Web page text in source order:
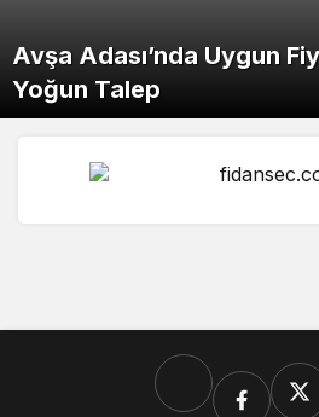
Avşa Adası’nda Uygun
Yoğun Talep